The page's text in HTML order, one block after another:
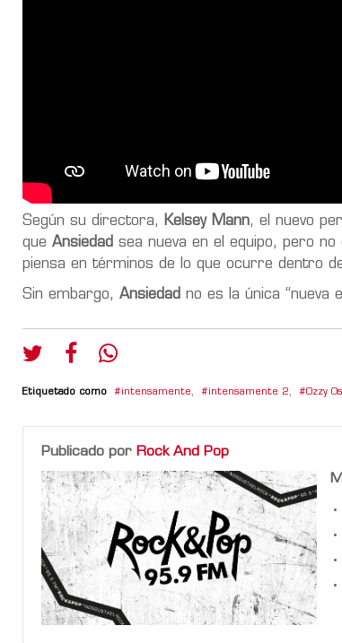
Según su directora, Kelsey Mann, el nuevo
que Ansiedad sea nueva en el equipo, pero
piensa en términos de lo que ocurre dentro
Sin embargo, Ansiedad no es la única “nueva
Etiquetado como intensamente, intensamente 2, Ozzy
Publicado por Rock And Pop